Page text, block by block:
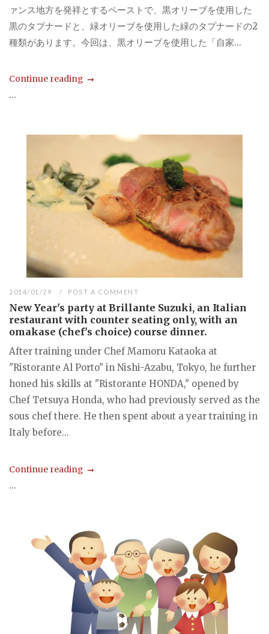
ァンス地方を発祥とするペーストで、黒オリーブを使用した
黒のタプナードと、緑オリーブを使用した緑のタプナードの2
種類があります。今回は、黒オリーブを使用した「自家...
Continue reading
...
2014/01/29 POST A COMMENT
New Year's party at Brillante Suzuki, an Italian
restaurant with counter seating only, with an
omakase (chef's choice) course dinner.
After training under Chef Mamoru Kataoka at
"Ristorante Al Porto" in Nishi-Azabu, Tokyo, he further
honed his skills at "Ristorante HONDA," opened by
Chef Tetsuya Honda, who had previously served as the
sous chef there. He then spent about a year training in
Italy before...
Continue reading
...